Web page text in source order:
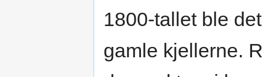
1800-tallet ble
gamle kjellerne.